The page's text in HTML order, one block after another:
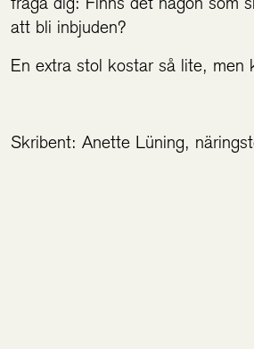
att bli inbjuden?
En extra stol kostar så lite, men
Skribent: Anette Lüning,